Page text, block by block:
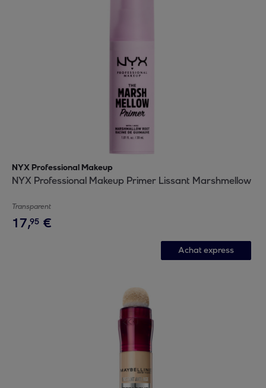
NYX Professional Makeup
NYX Professional Makeup Primer Lissant Marshmellow
Transparent
17,95 €
Achat express